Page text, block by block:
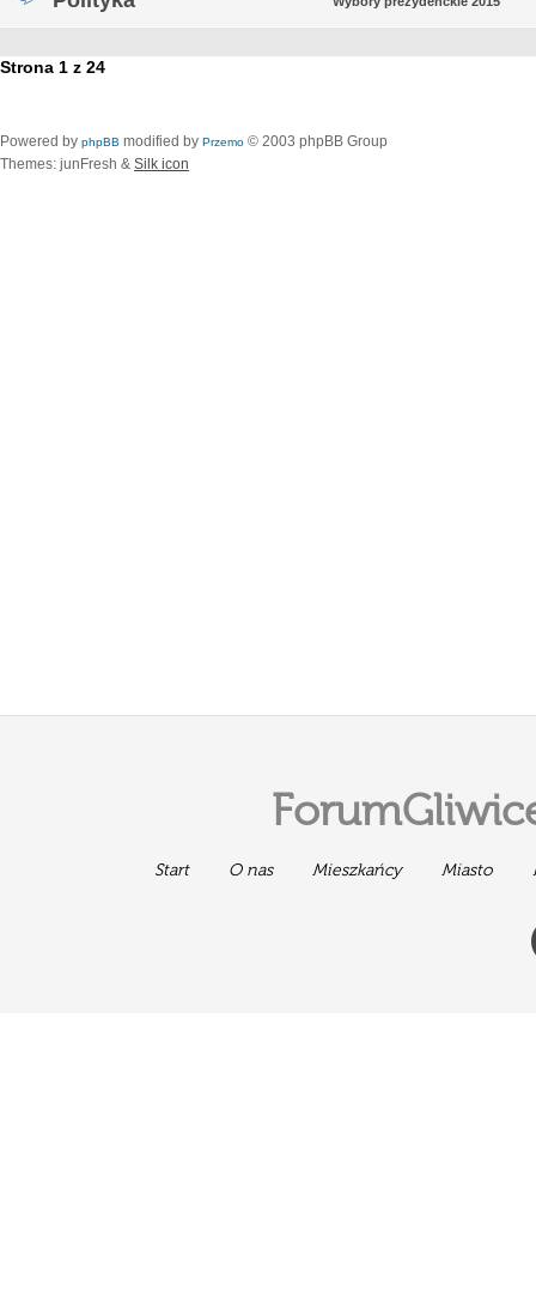
Strona 1 z 24
Powered by phpBB modified by Przemo © 2003 phpBB Group
Themes: junFresh & Silk icon
Start O nas Mieszkańcy Miasto